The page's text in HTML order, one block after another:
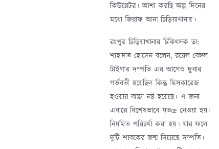
কিউরেটর। আশা করছি অল্প দিনের
মধ্যে জিরাফ আনা চিড়িয়াখানায়।
রংপুর চিড়িয়াখানার চিকিৎসক ডা:
শাহাদত হোসেন বলেন, রয়েল বেঙ্গল
টাইগার দম্পতি এর আগেও দুবার
গর্ভবতী হয়েছিল কিন্তু মিসকারেজ
হওয়ায় বাচ্চা নষ্ট হয়েছে। এ জন্য
এবারে বিশেষভাবে যতœ নেওয়া হয়।
নিয়মিত পরিচর্যা করা হয়। যার ফলে
দুটি শাবকের জন্ম দিয়েছে দম্পতি।